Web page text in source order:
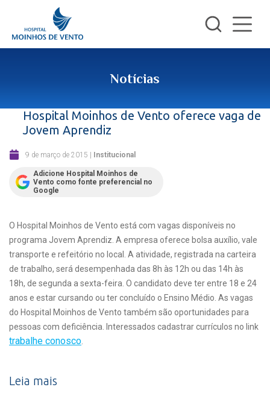
Notícias
Hospital Moinhos de Vento oferece vaga de
Jovem Aprendiz
9 de março de 2015 | Institucional
Adicione Hospital Moinhos de
Vento como fonte preferencial no
Google
O Hospital Moinhos de Vento está com vagas disponíveis no
programa Jovem Aprendiz. A empresa oferece bolsa auxílio, vale
transporte e refeitório no local. A atividade, registrada na carteira
de trabalho, será desempenhada das 8h às 12h ou das 14h às
18h, de segunda a sexta-feira. O candidato deve ter entre 18 e 24
anos e estar cursando ou ter concluído o Ensino Médio. As vagas
do Hospital Moinhos de Vento também são oportunidades para
pessoas com deficiência. Interessados cadastrar currículos no link
trabalhe conosco
Leia mais